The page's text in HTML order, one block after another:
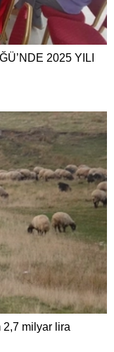
2025 YILI
milyar lira